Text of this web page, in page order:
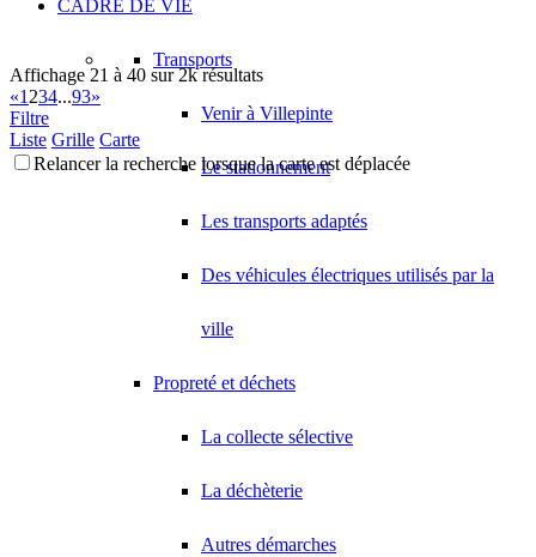
CADRE DE VIE
Transports
Venir à Villepinte
Le stationnement
Les transports adaptés
Des véhicules électriques utilisés par la
ville
Propreté et déchets
La collecte sélective
La déchèterie
Autres démarches
Affichage 21 à 40 sur 2k résultats
«1 234...93»
Filtre
Liste Grille Carte
Relancer la recherche lorsque la carte est déplacée